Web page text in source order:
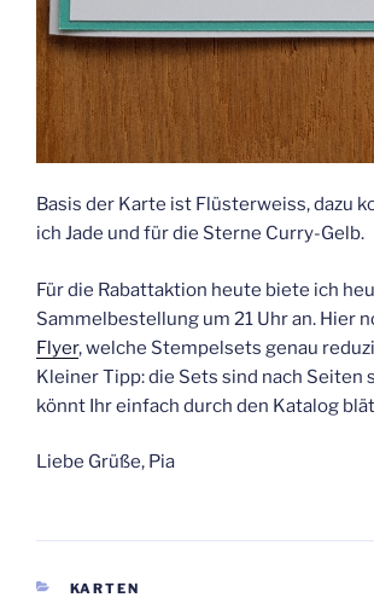
Basis der Karte ist Flüsterweiss, dazu
ich Jade und für die Sterne Curry-Gelb.
Für die Rabattaktion heute biete ich
Sammelbestellung um 21 Uhr an. Hier
Flyer, welche Stempelsets genau
Kleiner Tipp: die Sets sind nach Seiten
könnt Ihr einfach durch den Katalog
Liebe Grüße, Pia
KATEGORIEN
KARTEN